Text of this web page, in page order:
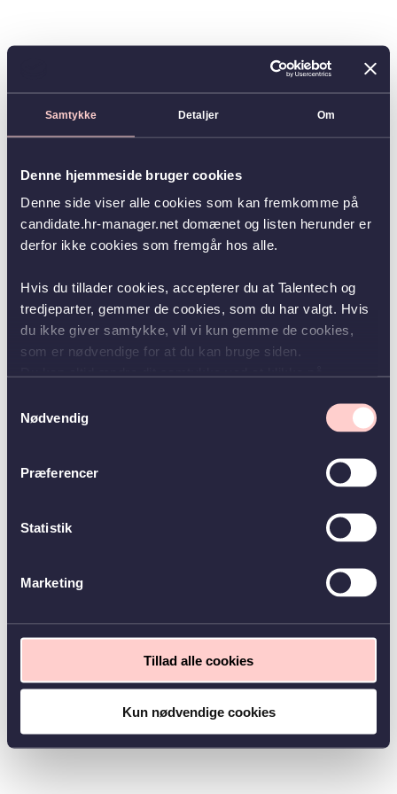
Samtykke Detaljer Om
Denne hjemmeside bruger cookies
Denne side viser alle cookies som kan fremkomme på
candidate.hr-manager.net domænet og listen herunder er
derfor ikke cookies som fremgår hos alle.
Hvis du tillader cookies, accepterer du at Talentech og
tredjeparter, gemmer de cookies, som du har valgt. Hvis
du ikke giver samtykke, vil vi kun gemme de cookies,
som er nødvendige for at du kan bruge siden.
Nødvendig
Præferencer
Statistik
Marketing
Tillad alle cookies
Kun nødvendige cookies